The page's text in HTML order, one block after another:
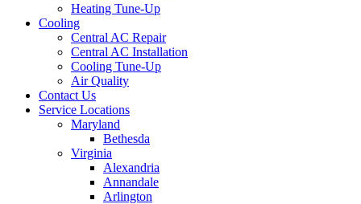
Heating Tune-Up
Cooling
Central AC Repair
Central AC Installation
Cooling Tune-Up
Air Quality
Contact Us
Service Locations
Maryland
Bethesda
Virginia
Alexandria
Annandale
Arlington